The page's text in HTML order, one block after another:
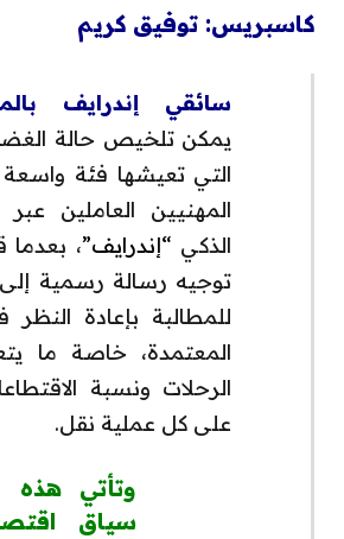
كاسبريس: توفيق كريم
سائقي إندرايف
يمكن تلخيص حالة
التي تعيشها فئة
المهنيين العاملين
الذكي “إندرايف”، بعدما
توجيه رسالة رسمية إلى
للمطالبة بإعادة
المعتمدة، خاصة ما
الرحلات ونسبة
على كل عملية نقل.
وتأتي هذه
سياق